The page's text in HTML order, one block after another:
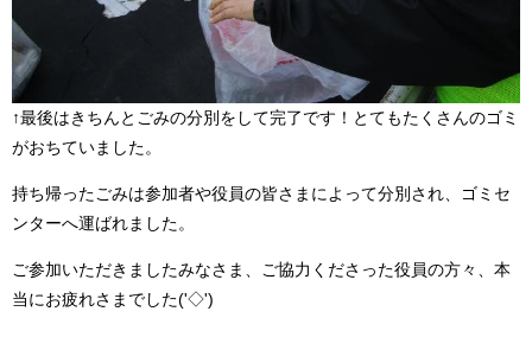
↑最後はきちんとごみの分別をして完了です！とてもたくさんのゴミ
がおちていました。
持ち帰ったごみは参加者や役員の皆さまによって分別され、ゴミセ
ンターへ運ばれました。
ご参加いただきましたみなさま、ご協力くださった役員の方々、本
当にお疲れさまでした('◇')ゞ